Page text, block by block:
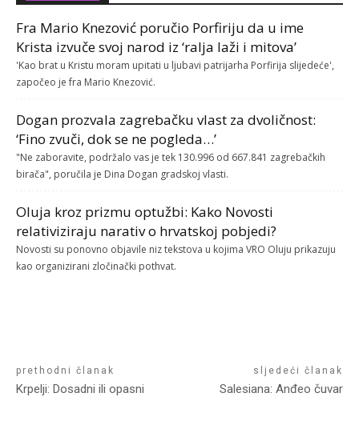
Fra Mario Knezović poručio Porfiriju da u ime
Krista izvuče svoj narod iz ‘ralja laži i mitova’
'Kao brat u Kristu moram upitati u ljubavi patrijarha Porfirija slijedeće',
započeo je fra Mario Knezović.
Dogan prozvala zagrebačku vlast za dvoličnost:
‘Fino zvuči, dok se ne pogleda…’
"Ne zaboravite, podržalo vas je tek 130.996 od 667.841 zagrebačkih
birača", poručila je Dina Dogan gradskoj vlasti.
Oluja kroz prizmu optužbi: Kako Novosti
relativiziraju narativ o hrvatskoj pobjedi?
Novosti su ponovno objavile niz tekstova u kojima VRO Oluju prikazuju
kao organizirani zločinački pothvat.
prethodni članak
Krpelji: Dosadni ili opasni
sljedeći članak
Salesiana: Anđeo čuvar